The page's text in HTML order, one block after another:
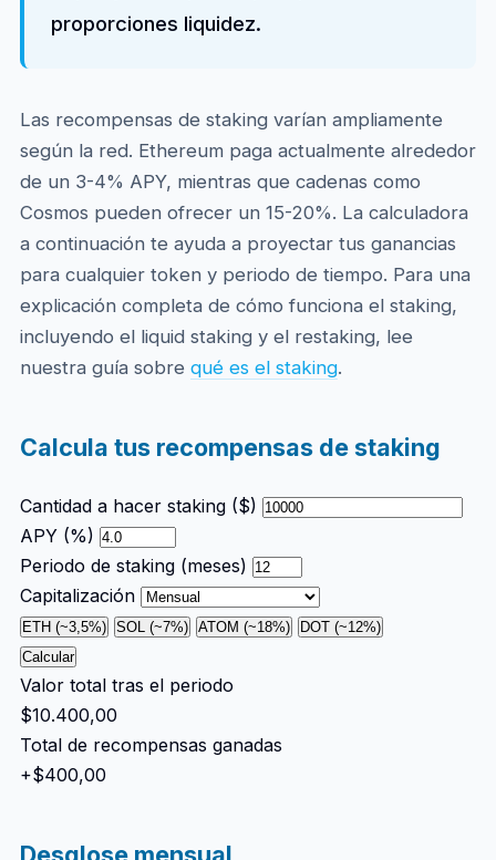
proporciones liquidez.
Las recompensas de staking varían ampliamente
según la red. Ethereum paga actualmente alrededor
de un 3-4% APY, mientras que cadenas como
Cosmos pueden ofrecer un 15-20%. La calculadora
a continuación te ayuda a proyectar tus ganancias
para cualquier token y periodo de tiempo. Para una
explicación completa de cómo funciona el staking,
incluyendo el liquid staking y el restaking, lee
nuestra guía sobre qué es el staking.
Calcula tus recompensas de staking
Cantidad a hacer staking ($)
APY (%)
Periodo de staking (meses)
Capitalización
ETH (~3,5%) SOL (~7%) ATOM (~18%)
DOT (~12%)
Calcular
Valor total tras el periodo
$10.400,00
Total de recompensas ganadas
+$400,00